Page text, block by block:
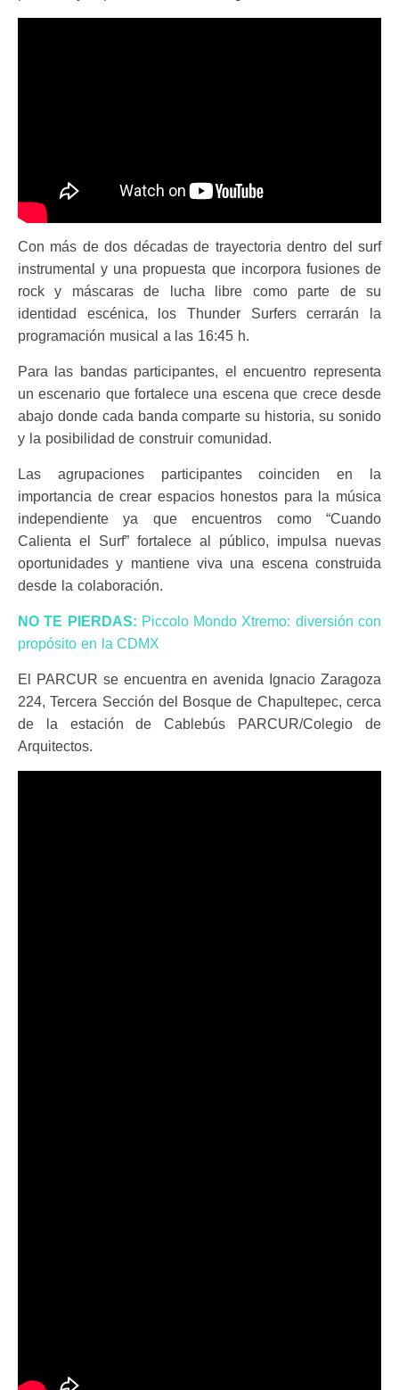
Con más de dos décadas de trayectoria dentro del surf
instrumental y una propuesta que incorpora fusiones de
rock y máscaras de lucha libre como parte de su
identidad escénica, los Thunder Surfers cerrarán la
programación musical a las 16:45 h.
Para las bandas participantes, el encuentro representa
un escenario que fortalece una escena que crece desde
abajo donde cada banda comparte su historia, su sonido
y la posibilidad de construir comunidad.
Las agrupaciones participantes coinciden en la
importancia de crear espacios honestos para la música
independiente ya que encuentros como “Cuando
Calienta el Surf” fortalece al público, impulsa nuevas
oportunidades y mantiene viva una escena construida
desde la colaboración.
NO TE PIERDAS: Piccolo Mondo Xtremo: diversión con
propósito en la CDMX
El PARCUR se encuentra en avenida Ignacio Zaragoza
224, Tercera Sección del Bosque de Chapultepec, cerca
de la estación de Cablebús PARCUR/Colegio de
Arquitectos.